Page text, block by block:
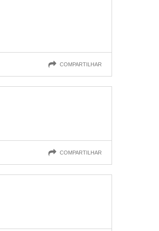
COMPARTILHAR
COMPARTILHAR